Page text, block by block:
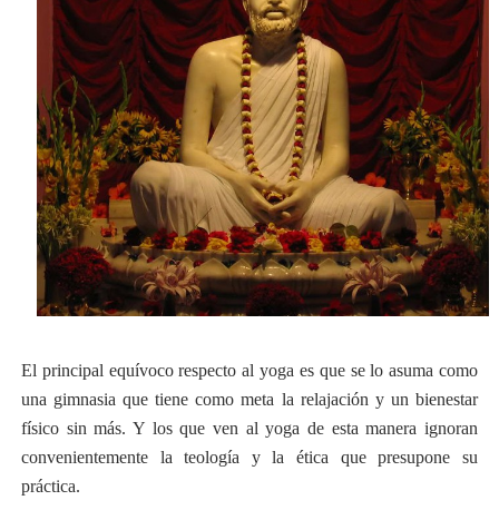
El principal equívoco respecto al yoga es que se lo asuma como
una gimnasia que tiene como meta la relajación y un bienestar
físico sin más. Y los que ven al yoga de esta manera ignoran
convenientemente la teología y la ética que presupone su
práctica.